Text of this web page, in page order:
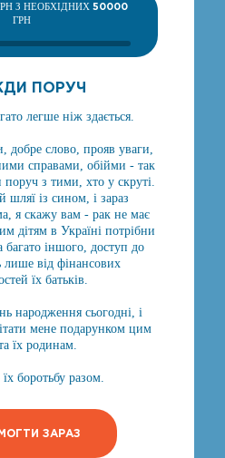
З НЕОБХІДНИХ 50000
ГРН
ПОРУЧ
легше ніж здається.
добре слово, прояв уваги,
справами, обійми - так
поруч з тими, хто у скруті.
із сином, і зараз
я скажу вам - рак не має
дітям в Україні потрібни
багато іншого, доступ до
лише від фінансових
їх батьків.
народження сьогодні, і
мене подарунком цим
їх родинам.
боротьбу разом.
ЗАРАЗ